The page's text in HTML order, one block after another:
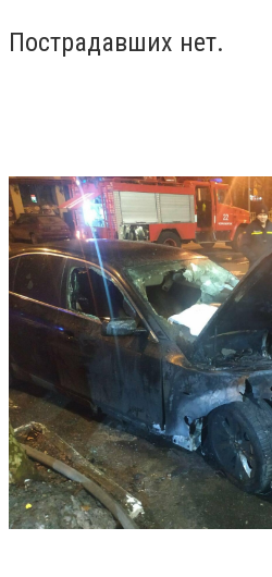
Пострадавших нет.